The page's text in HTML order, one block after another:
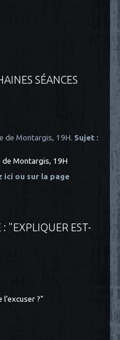
SÉANCES
de Montargis, 19H. Sujet :
de Montargis, 19H
ici ou sur la page
"EXPLIQUER EST-
?"